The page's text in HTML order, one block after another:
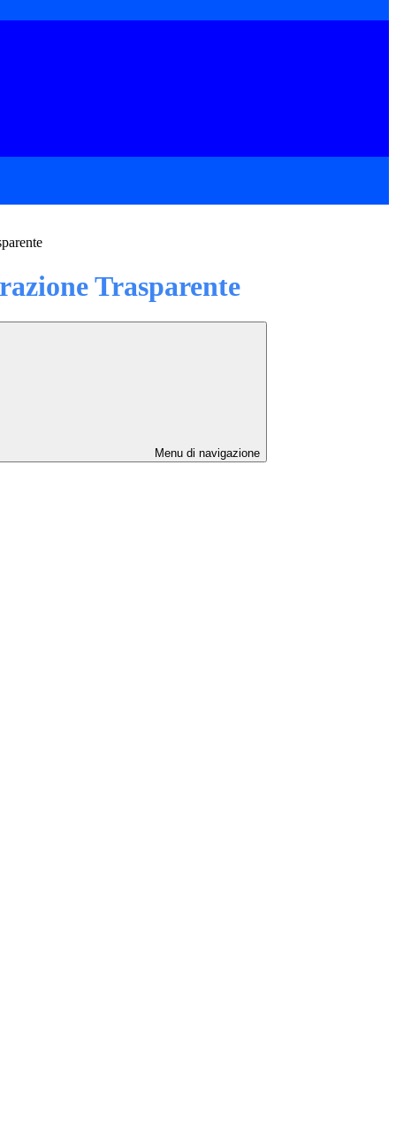
Trasparente
Menu di navigazione